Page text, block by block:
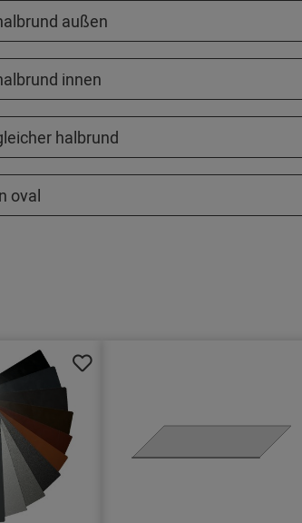
außen
innen
halbrund
oval